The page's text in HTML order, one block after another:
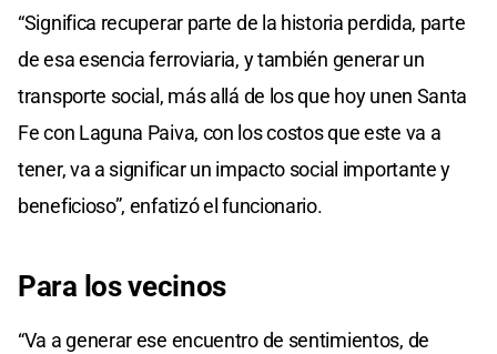
“Significa recuperar parte de la historia perdida, parte
de esa esencia ferroviaria, y también generar un
transporte social, más allá de los que hoy unen Santa
Fe con Laguna Paiva, con los costos que este va a
tener, va a significar un impacto social importante y
beneficioso”, enfatizó el funcionario.
Para los vecinos
“Va a generar ese encuentro de sentimientos, de